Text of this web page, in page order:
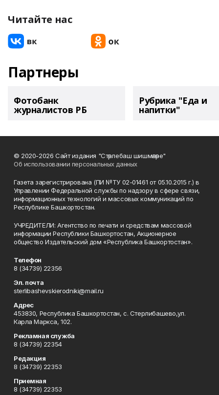
Читайте нас
Партнеры
Фотобанк
журналистов РБ
Рубрика "Еда и
напитки"
© 2020-2026 Сайт издания "Стәрлебаш шишмәләре"
Об использовании персональных данных
Газета зарегистрирована (ПИ №ТУ 02-01461 от 05.10.2015 г.) в
Управлении Федеральной службы по надзору в сфере связи,
информационных технологий и массовых коммуникаций по
Республике Башкортостан.
УЧРЕДИТЕЛИ: Агентство по печати и средствам массовой
информации Республики Башкортостан, Акционерное
общество Издательский дом «Республика Башкортостан».
Телефон
8 (34739) 22356
Эл. почта
sterlibashevskierodniki@mail.ru
Адрес
453830, Республика Башкортостан, c. Стерлибашево,ул.
Карла Маркса, 102.
Рекламная служба
8 (34739) 22354
Редакция
8 (34739) 22353
Приемная
8 (34739) 22353